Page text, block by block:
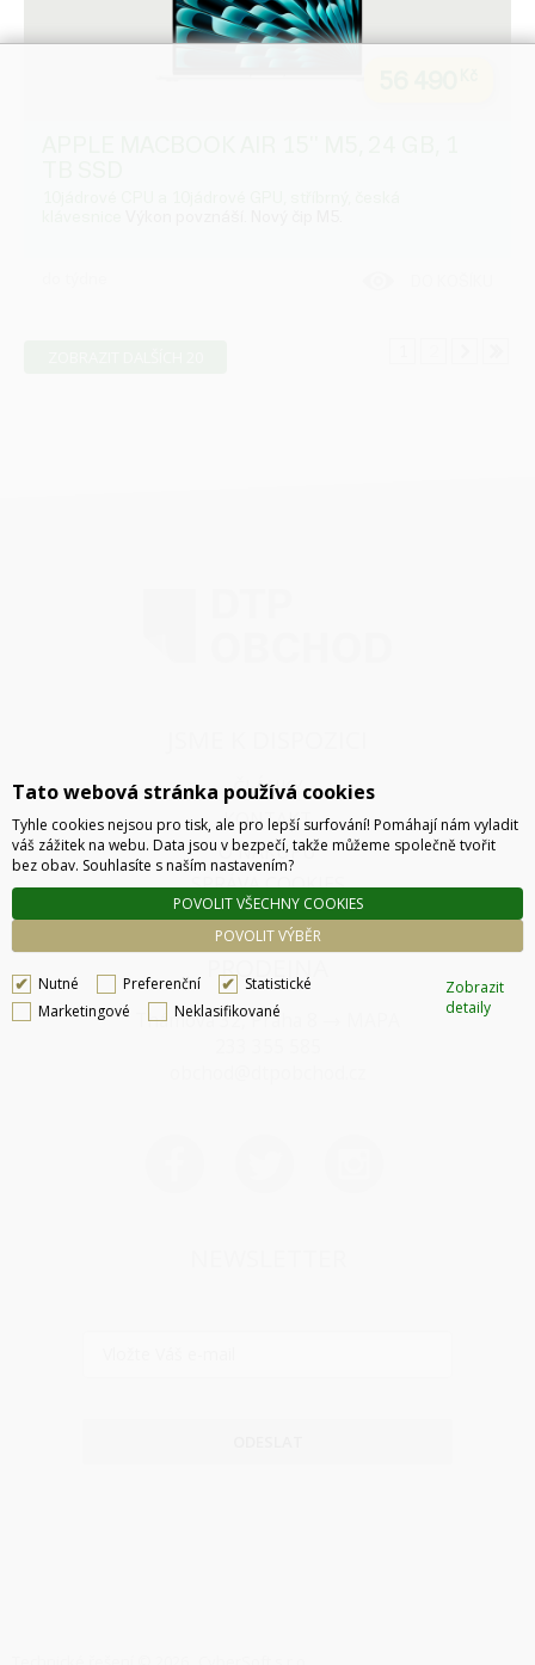
ČLÁNKY
KONTAKT
O NÁKUPU
SPRÁVA COOKIES
PRODEJNA
Thámova 32, Praha 8
Tato webová stránka používá cookies
Tyhle cookies nejsou pro tisk, ale pro lepší surfování! Pomáhají nám vyladit
váš zážitek na webu. Data jsou v bezpečí, takže můžeme společně tvořit
bez obav. Souhlasíte s naším nastavením?
POVOLIT VÝBĚR
POVOLIT VŠECHNY COOKIES
Nutné Preferenční
Statistické
Marketingové
Neklasifikované
Zobrazit
detaily